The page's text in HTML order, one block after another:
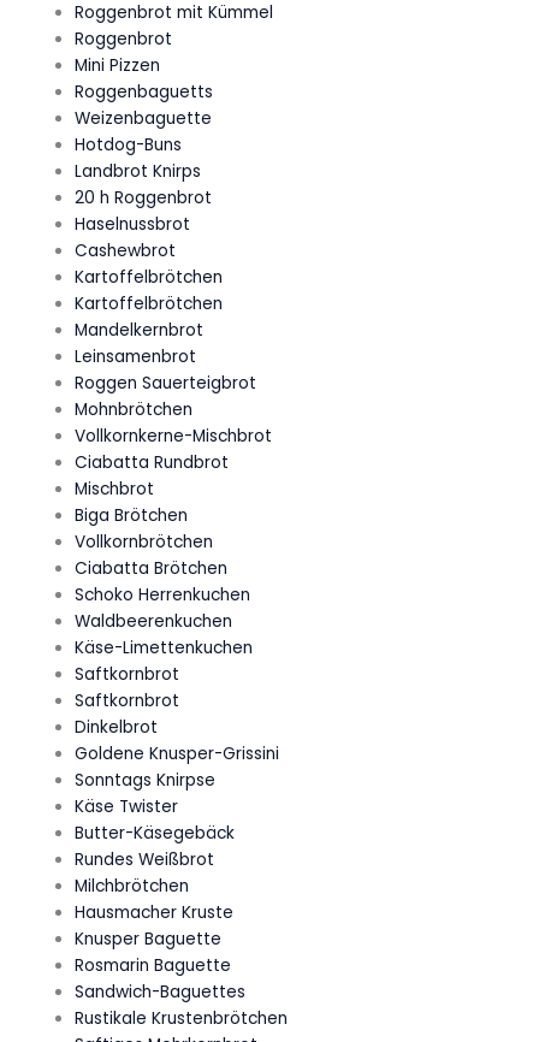
Roggenbrot mit Kümmel
Roggenbrot
Mini Pizzen
Roggenbaguetts
Weizenbaguette
Hotdog-Buns
Landbrot Knirps
20 h Roggenbrot
Haselnussbrot
Cashewbrot
Kartoffelbrötchen
Kartoffelbrötchen
Mandelkernbrot
Leinsamenbrot
Roggen Sauerteigbrot
Mohnbrötchen
Vollkornkerne-Mischbrot
Ciabatta Rundbrot
Mischbrot
Biga Brötchen
Vollkornbrötchen
Ciabatta Brötchen
Schoko Herrenkuchen
Waldbeerenkuchen
Käse-Limettenkuchen
Saftkornbrot
Saftkornbrot
Dinkelbrot
Goldene Knusper-Grissini
Sonntags Knirpse
Käse Twister
Butter-Käsegebäck
Rundes Weißbrot
Milchbrötchen
Hausmacher Kruste
Knusper Baguette
Rosmarin Baguette
Sandwich-Baguettes
Rustikale Krustenbrötchen